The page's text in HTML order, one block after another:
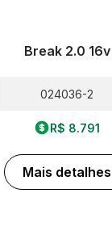
Break 2.0 16v
024036-2
R$ 8.791
Mais detalhes